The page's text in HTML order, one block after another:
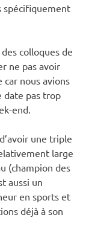
spécifiquement
colloques de
ne pas avoir
nous avions
date pas trop
end.
une triple
large
(champion des
aussi un
en sports et
déjà à son